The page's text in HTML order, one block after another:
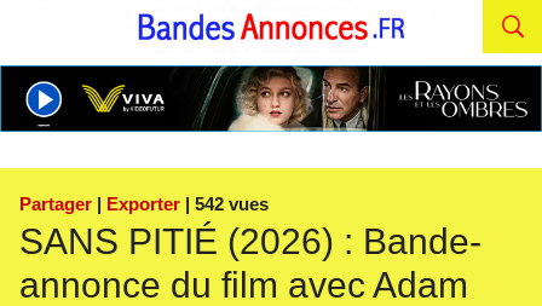
Partager | Exporter | 542 vues
SANS PITIÉ (2026) : Bande-
annonce du film avec Adam